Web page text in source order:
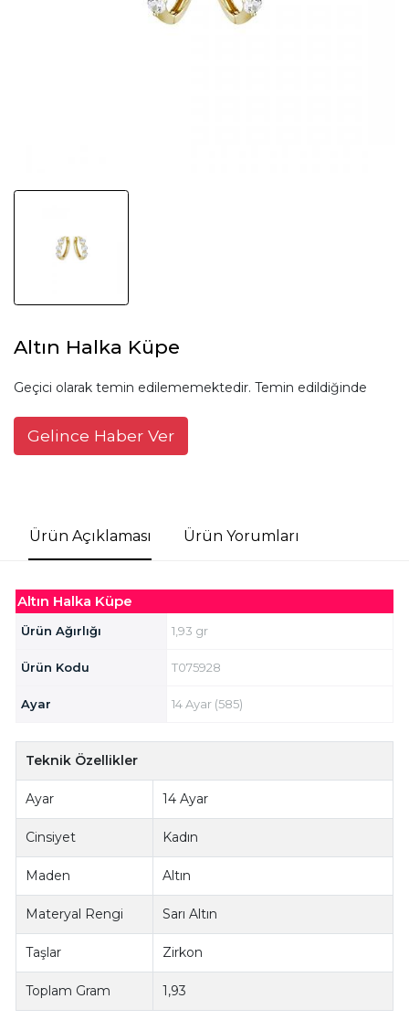
Altın Halka Küpe
Geçici olarak temin edilememektedir. Temin edildiğinde
Gelince Haber Ver
Ürün Açıklaması Ürün Yorumları
Altın Halka Küpe
Ürün Ağırlığı 1,93 gr
Ürün Kodu T075928
Ayar 14 Ayar (585)
Teknik Özellikler
Ayar 14 Ayar
Cinsiyet Kadın
Maden Altın
Materyal Rengi Sarı Altın
Taşlar Zirkon
Toplam Gram 1,93